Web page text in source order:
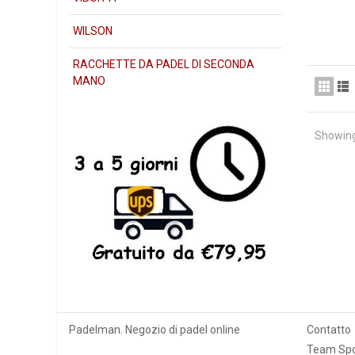
WILSON
RACCHETTE DA PADEL DI SECONDA
MANO
a star
Padelman. Negozio di padel online
Contatto
Team